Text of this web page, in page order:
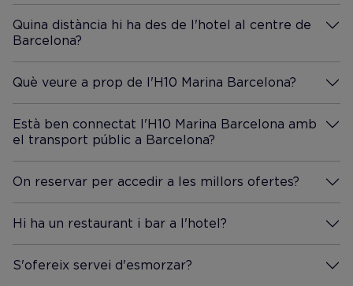
Quina distància hi ha des de l'hotel al centre de
Barcelona?
Més Informació
Què veure a prop de l'H10 Marina Barcelona?
Més Informació
Està ben connectat l'H10 Marina Barcelona amb
el transport públic a Barcelona?
Més Informació
On reservar per accedir a les millors ofertes?
Més Informació
Hi ha un restaurant i bar a l'hotel?
Més Informació
S'ofereix servei d'esmorzar?
Més Informació